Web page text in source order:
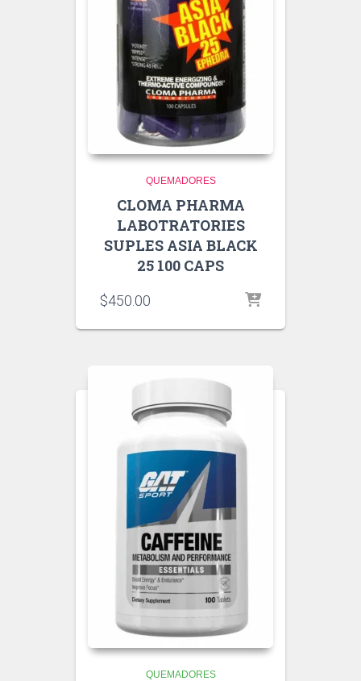
QUEMADORES
CLOMA PHARMA
LABOTRATORIES
SUPLES ASIA BLACK
25 100 CAPS
$450.00
QUEMADORES